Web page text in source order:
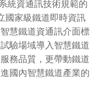
統資通訊技術規範的
國家級鐵道即時資訊
慧鐵道資通訊介面標
驗場域導入智慧鐵道
務品質，更帶動鐵道
國內智慧鐵道產業的